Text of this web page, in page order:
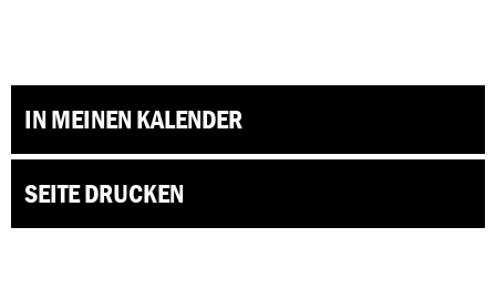
IN MEINEN KALENDER
SEITE DRUCKEN